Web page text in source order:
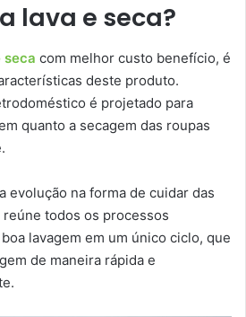
lava e seca?
seca com melhor custo benefício, é
deste produto.
é projetado para
quanto a secagem das roupas
evolução na forma de cuidar das
todos os processos
lavagem em um único ciclo, que
de maneira rápida e